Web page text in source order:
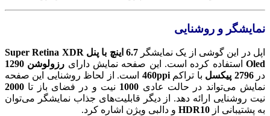
نمایشگر و روشنایی
اپل در این گوشی از یک نمایشگر
6.7 اینچ با پنل Super Retina XDR
Oledاستفاده کرده است. این صفحه نمایش دارای رزولوشن 1290
در2796 پیکسل با تراکم460ppi است. از لحاظ روشنایی این صفحه
نمایش می‌تواند در حالت عادی 1000 نیت و در فضای باز تا 2000
نیت روشنایی ارائه دهد. از دیگر قابلیت‌های جذاب نمایشگر می‌توان
به پشتیبانی از HDR10 و دالبی ویژن اشاره کرد.